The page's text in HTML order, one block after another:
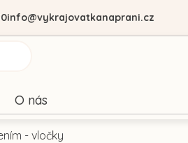
info@vykrajovatkanaprani.cz
O nás
- vločky